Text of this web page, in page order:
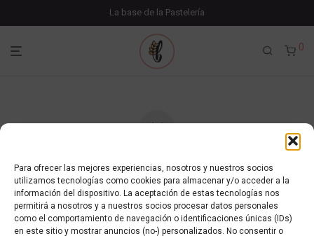
Para ofrecer las mejores experiencias, nosotros y nuestros socios
utilizamos tecnologías como cookies para almacenar y/o acceder a la
información del dispositivo. La aceptación de estas tecnologías nos
permitirá a nosotros y a nuestros socios procesar datos personales
como el comportamiento de navegación o identificaciones únicas (IDs)
en este sitio y mostrar anuncios (no-) personalizados. No consentir o
La base de la Pastelería
0
Tu carrito está vacío.
Volver a la tienda